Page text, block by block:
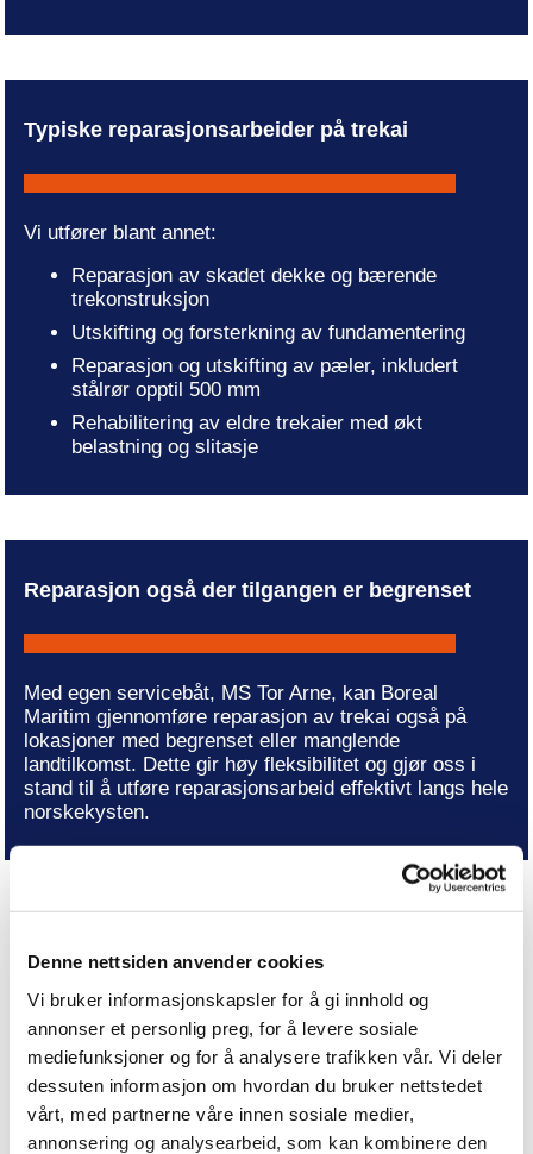
Denne nettsiden anvender cookies
Vi bruker informasjonskapsler for å gi innhold og
annonser et personlig preg, for å levere sosiale
mediefunksjoner og for å analysere trafikken vår. Vi deler
dessuten informasjon om hvordan du bruker nettstedet
vårt, med partnerne våre innen sosiale medier,
annonsering og analysearbeid, som kan kombinere den
Typiske reparasjonsarbeider på trekai
Vi utfører blant annet:
Reparasjon av skadet dekke og bærende
trekonstruksjon
Utskifting og forsterkning av fundamentering
Reparasjon og utskifting av pæler, inkludert
stålrør opptil 500 mm
Rehabilitering av eldre trekaier med økt
belastning og slitasje
Reparasjon også der tilgangen er begrenset
Med egen servicebåt, MS Tor Arne, kan Boreal
Maritim gjennomføre reparasjon av trekai også på
lokasjoner med begrenset eller manglende
landtilkomst. Dette gir høy fleksibilitet og gjør oss i
stand til å utføre reparasjonsarbeid effektivt langs hele
norskekysten.
Én ansvarlig leverandør – fra
vurdering til ferdig kai
Vi leverer komplette reparasjonsprosjekter og tar
ansvar for hele prosessen. Det inkluderer materialer,